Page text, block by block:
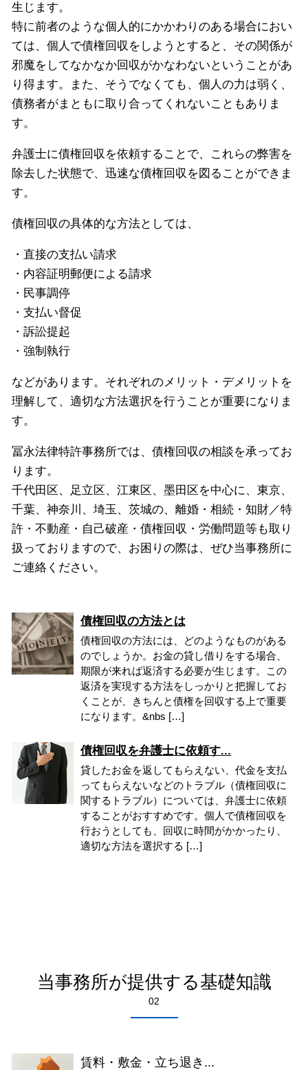
生じます。
特に前者のような個人的にかかわりのある場合におい
ては、個人で債権回収をしようとすると、その関係が
邪魔をしてなかなか回収がかなわないということがあ
り得ます。また、そうでなくても、個人の力は弱く、
債務者がまともに取り合ってくれないこともありま
す。
弁護士に債権回収を依頼することで、これらの弊害を
除去した状態で、迅速な債権回収を図ることができま
す。
債権回収の具体的な方法としては、
・直接の支払い請求
・内容証明郵便による請求
・民事調停
・支払い督促
・訴訟提起
・強制執行
などがあります。それぞれのメリット・デメリットを
理解して、適切な方法選択を行うことが重要になりま
す。
冨永法律特許事務所では、債権回収の相談を承ってお
ります。
千代田区、足立区、江東区、墨田区を中心に、東京、
千葉、神奈川、埼玉、茨城の、離婚・相続・知財／特
許・不動産・自己破産・債権回収・労働問題等も取り
扱っておりますので、お困りの際は、ぜひ当事務所に
ご連絡ください。
債権回収の方法とは
債権回収の方法には、どのようなものがある
のでしょうか。お金の貸し借りをする場合、
期限が来れば返済する必要が生じます。この
返済を実現する方法をしっかりと把握してお
くことが、きちんと債権を回収する上で重要
になります。&nbs […]
債権回収を弁護士に依頼す...
貸したお金を返してもらえない、代金を支払
ってもらえないなどのトラブル（債権回収に
関するトラブル）については、弁護士に依頼
することがおすすめです。個人で債権回収を
行おうとしても、回収に時間がかかったり、
適切な方法を選択する […]
当事務所が提供する基礎知識
02
賃料・敷金・立ち退き...